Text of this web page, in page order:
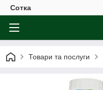
Сотка
Товари та послуги